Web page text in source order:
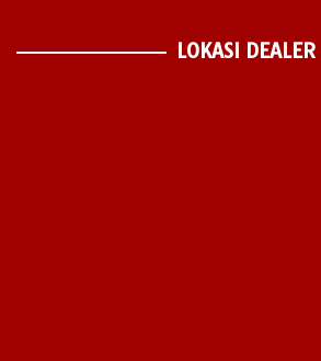
LOKASI DEALER